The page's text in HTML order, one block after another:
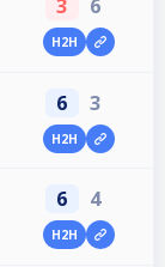
3 6
H2H
6 3
H2H
6 4
H2H